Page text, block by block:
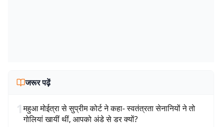
जरूर पढ़ें
1महुआ मोईत्रा से सुप्रीम कोर्ट ने कहा- स्वतंत्रता सेनानियों ने तो
गोलियां खायीं थीं, आपको अंडे से डर क्यों?